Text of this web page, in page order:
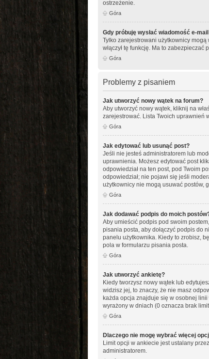
ostrzeżenie.
Góra
Gdy próbuję wysłać wiadomość e-
Tylko zarejestrowani użytkownicy
włączył tę funkcję. Ma to
Góra
Problemy z pisaniem
Jak utworzyć nowy wątek na forum?
Aby utworzyć nowy wątek, kliknij na
zarejestrować. Lista Twoich uprawnień
Góra
Jak edytować lub usunąć post?
Jeśli nie jesteś administratorem lub
uprawnienia. Możesz edytować post
odpowiedział na ten post, pod Twoim
odpowiedział; nie pojawi się jeśli
użytkownicy nie mogą usuwać postów,
Góra
Jak dodawać podpis do moich
Aby umieścić podpis pod swoim
pisania posta, aby dołączyć podpis do
panelu użytkownika. Kiedy to zrobisz,
pola w formularzu pisania posta.
Góra
Jak utworzyć ankietę?
Kiedy tworzysz nowy wątek lub
widzisz jej, to znaczy, że nie masz
każda opcja znajduje się w osobnej
wyrażony w dniach (0 oznacza brak
Góra
Dlaczego nie mogę wybrać więcej
Limit opcji w ankiecie jest ustalany
administratorem.